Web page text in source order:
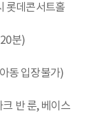
롯데콘서트홀
분)
동 입장불가)
반 룬, 베이스